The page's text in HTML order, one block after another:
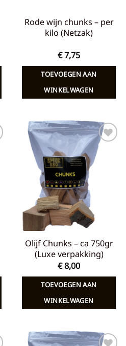
Rode wijn chunks – per
kilo (Netzak)
€7,75
TOEVOEGEN AAN
WINKELWAGEN
Toevoegen
aan
verlanglijst
Olijf Chunks – ca 750gr
(Luxe verpakking)
€8,00
TOEVOEGEN AAN
WINKELWAGEN